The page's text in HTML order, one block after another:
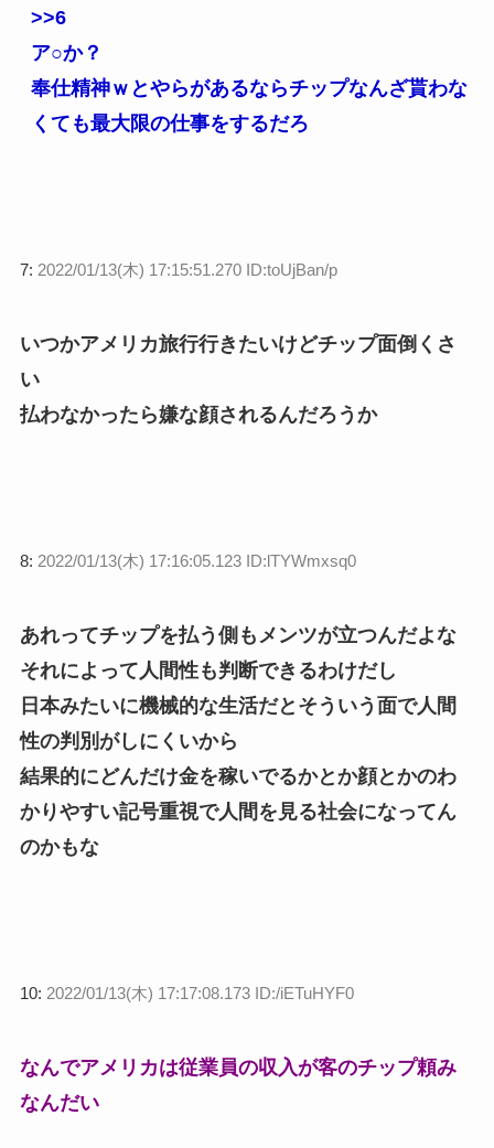
>>6
ア○か？
奉仕精神ｗとやらがあるならチップなんざ貰わな
くても最大限の仕事をするだろ
7: 2022/01/13(木) 17:15:51.270 ID:toUjBan/p
いつかアメリカ旅行行きたいけどチップ面倒くさ
い
払わなかったら嫌な顔されるんだろうか
8: 2022/01/13(木) 17:16:05.123 ID:lTYWmxsq0
あれってチップを払う側もメンツが立つんだよな
それによって人間性も判断できるわけだし
日本みたいに機械的な生活だとそういう面で人間
性の判別がしにくいから
結果的にどんだけ金を稼いでるかとか顔とかのわ
かりやすい記号重視で人間を見る社会になってん
のかもな
10: 2022/01/13(木) 17:17:08.173 ID:/iETuHYF0
なんでアメリカは従業員の収入が客のチップ頼み
なんだい